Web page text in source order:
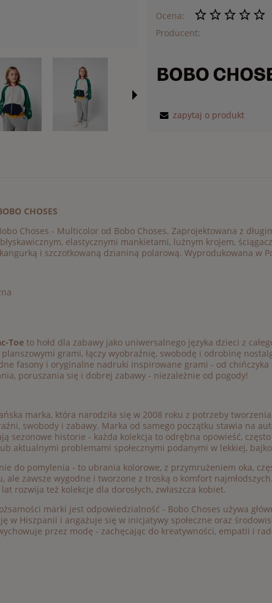
Ocena:
Producent:
zapytaj o produkt
CHOSES
Choses - Multicolor od Bobo Choses. Zaprojektowana z
elastycznymi mankietami, luźnym krojem,
i szczotkowaną dzianiną polarową. Wyprodukowana w
Toe to hołd dla zabawy jako uniwersalnego języka dzieci z
grami, łączy wyobraźnię, swobodę i odrobinę
fasony i oryginalne nadruki inspirowane grami - od
poruszania się i dobrej zabawy - niezależnie od pogody!
marka, która narodziła się w 2008 roku z potrzeby
swobody i zabawy. Marka od samego początku stawia na
sezonowe historie - każda kolekcja to odrębna opowieść,
aktualnymi problemami społecznymi podanymi w lekkiej,
do pomylenia - to ubrania kolorowe, z przymrużeniem oka,
ale zawsze wygodne i tworzone z troską o komfort
rozwija też kolekcje dla dorosłych, zwłaszcza kobiet.
marki jest odpowiedzialność - Bobo Choses używa
w Hiszpanii i angażuje się w inicjatywy społeczne oraz
przez modę - zachęcając do kreatywności, empatii i